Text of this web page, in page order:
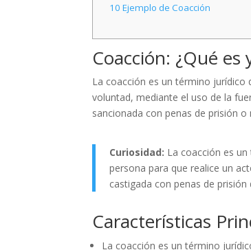
10 Ejemplo de Coacción
Coacción: ¿Qué
La coacción es un término jurídico
voluntad, mediante el uso de la
sancionada con penas de prisión
Curiosidad: La coacción es
persona para que realice un
castigada con penas de
Características
La coacción es un término